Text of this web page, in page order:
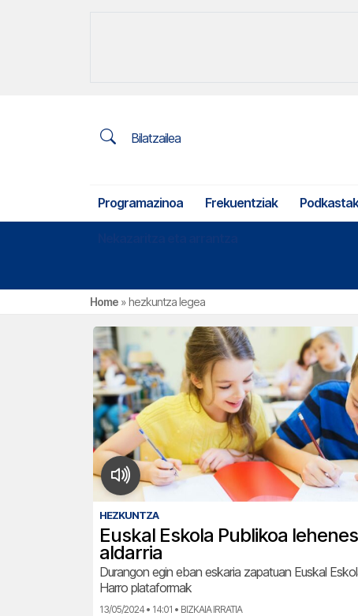
Bilatzailea
Programazinoa Frekuentziak Podkastak
Home »hezkuntza legea
HEZKUNTZA
Euskal Eskola Publikoa
aldarria
Durangon egin eban eskaria zapatuan Euskal
Harro plataformak
13/05/2024 • 14:01 • BIZKAIA IRRATIA